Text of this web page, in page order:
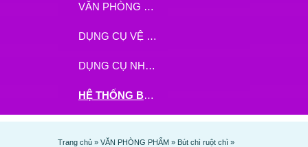
VĂN PHÒNG PHẨM
DỤNG CỤ VỆ SINH
DỤNG CỤ NHÀ BẾP
HỆ THỐNG BHX - TGDĐ ĐẶT HÀNG TẠI ĐÂY
Trang chủ » VĂN PHÒNG PHẨM » Bút chì ruột chì »